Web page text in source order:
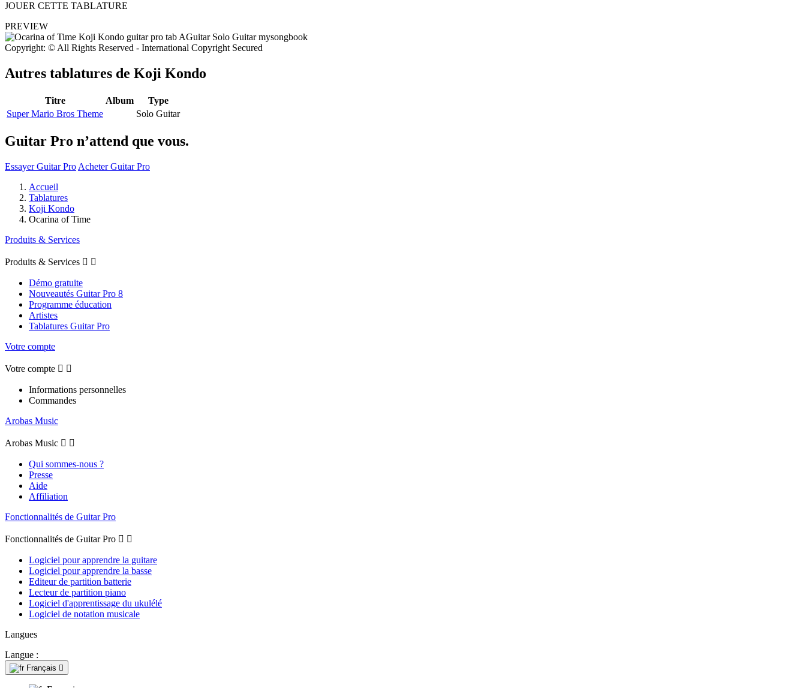
JOUER CETTE TABLATURE
PREVIEW
Copyright: © All Rights Reserved - International Copyright Secured
Autres tablatures de Koji Kondo
Titre Album
Type
Super Mario Bros Theme
Solo Guitar
Guitar Pro n’attend que vous.
Essayer Guitar Pro Acheter Guitar Pro
Accueil
Tablatures
Koji Kondo
Ocarina of Time
Produits & Services
Produits & Services  
Démo gratuite
Nouveautés Guitar Pro 8
Programme éducation
Artistes
Tablatures Guitar Pro
Votre compte
Votre compte  
Informations personnelles
Commandes
Arobas Music
Arobas Music  
Qui sommes-nous ?
Presse
Aide
Affiliation
Fonctionnalités de Guitar Pro
Fonctionnalités de Guitar Pro  
Logiciel pour apprendre la guitare
Logiciel pour apprendre la basse
Editeur de partition batterie
Lecteur de partition piano
Logiciel d'apprentissage du ukulélé
Logiciel de notation musicale
Langues
Langue :
Français 